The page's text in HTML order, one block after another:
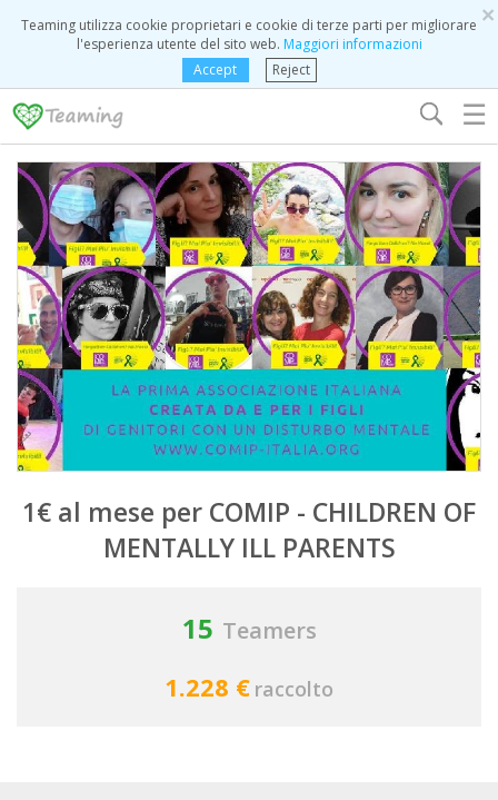
×
Teaming utilizza cookie proprietari e cookie di terze parti per migliorare
l'esperienza utente del sito web. Maggiori informazioni
Accept
Reject
☰
1€ al mese per COMIP - CHILDREN OF
MENTALLY ILL PARENTS
15 Teamers
1.228 € raccolto